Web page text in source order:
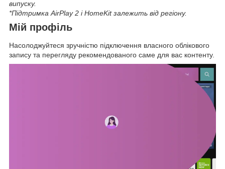
випуску.
*Підтримка AirPlay 2 і HomeKit залежить від регіону.
Мій профіль
Насолоджуйтеся зручністю підключення власного облікового
запису та перегляду рекомендованого саме для вас контенту.